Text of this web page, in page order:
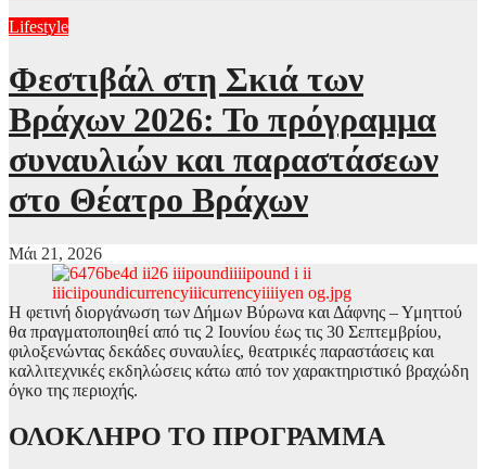
Lifestyle
Φεστιβάλ στη Σκιά των
Βράχων 2026: Το πρόγραμμα
συναυλιών και παραστάσεων
στο Θέατρο Βράχων
Μάι 21, 2026
Η φετινή διοργάνωση των Δήμων Βύρωνα και Δάφνης – Υμηττού
θα πραγματοποιηθεί από τις 2 Ιουνίου έως τις 30 Σεπτεμβρίου,
φιλοξενώντας δεκάδες συναυλίες, θεατρικές παραστάσεις και
καλλιτεχνικές εκδηλώσεις κάτω από τον χαρακτηριστικό βραχώδη
όγκο της περιοχής.
ΟΛΟΚΛΗΡΟ ΤΟ ΠΡΟΓΡΑΜΜΑ